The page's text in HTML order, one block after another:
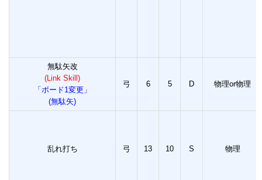
無駄矢改
(Link Skill)
「ボード1変更」
(無駄矢)
弓 6 5 D 物理or物理
乱れ打ち 弓 13 10 S 物理